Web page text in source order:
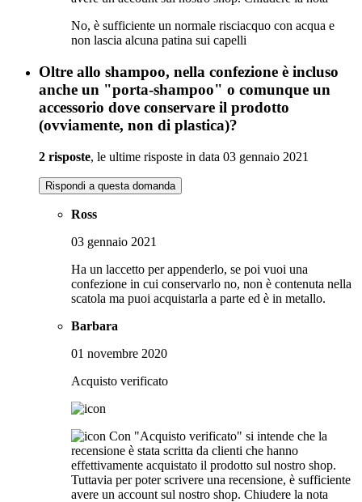
No, è sufficiente un normale risciacquo con acqua e
non lascia alcuna patina sui capelli
Oltre allo shampoo, nella confezione è incluso
anche un "porta-shampoo" o comunque un
accessorio dove conservare il prodotto
(ovviamente, non di plastica)?
2 risposte, le ultime risposte in data 03 gennaio 2021
Rispondi a questa domanda
Ross
03 gennaio 2021
Ha un laccetto per appenderlo, se poi vuoi una
confezione in cui conservarlo no, non è contenuta nella
scatola ma puoi acquistarla a parte ed è in metallo.
Barbara
01 novembre 2020
Acquisto verificato
Con "Acquisto verificato" si intende che la
recensione è stata scritta da clienti che hanno
effettivamente acquistato il prodotto sul nostro shop.
Tuttavia per poter scrivere una recensione, è sufficiente
avere un account sul nostro shop. Chiudere la nota